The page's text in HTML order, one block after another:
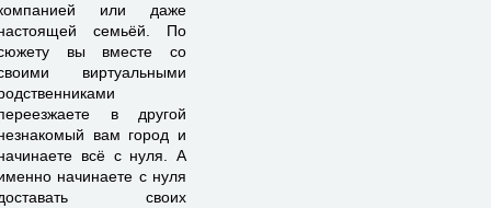
или даже
семьёй. По
вы вместе со
виртуальными
в другой
вам город и
всё с нуля. А
начинаете с нуля
своих